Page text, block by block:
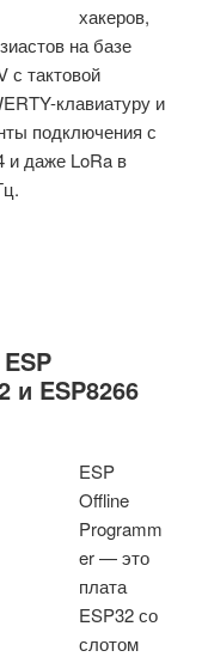
хакеров,
на базе
с тактовой
клавиатуру и
подключения с
и даже LoRa в
и ESP8266
ESP
Offline
Programm
er — это
плата
ESP32 со
слотом